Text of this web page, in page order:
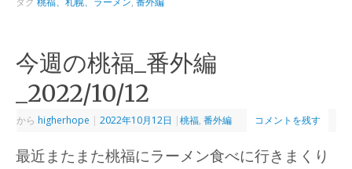
今週の桃福_番外編
_2022/10/12
から higherhope | 2022年10月12日 |桃福,番外編 コメントを残す
最近またまた桃福にラーメン食べに行きまくり